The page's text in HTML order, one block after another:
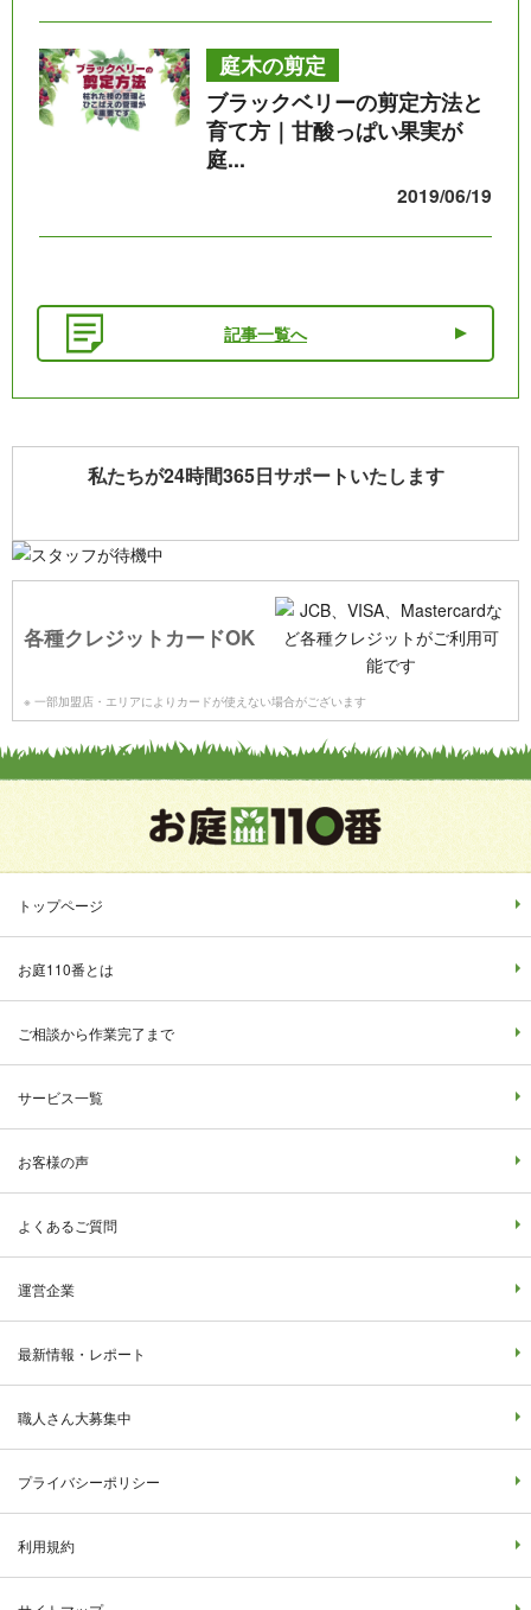
庭木の剪定
ブラックベリーの剪定方法と
育て方｜甘酸っぱい果実が
庭...
2019/06/19
記事一覧へ
私たちが24時間365日サポートいたします
各種クレジットカードOK
※ 一部加盟店・エリアによりカードが使えない場合がございます
トップページ
お庭110番とは
ご相談から作業完了まで
サービス一覧
お客様の声
よくあるご質問
運営企業
最新情報・レポート
職人さん大募集中
プライバシーポリシー
利用規約